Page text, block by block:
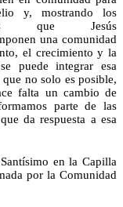
y, mostrando los
que Jesús
una comunidad
el crecimiento y la
puede integrar esa
no solo es posible,
falta un cambio de
parte de las
da respuesta a esa
en la Capilla
por la Comunidad